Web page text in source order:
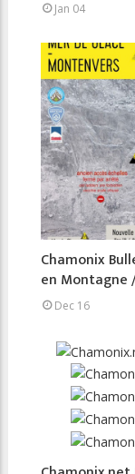
Jan 04
Chamonix
en Montagne
Dec 16